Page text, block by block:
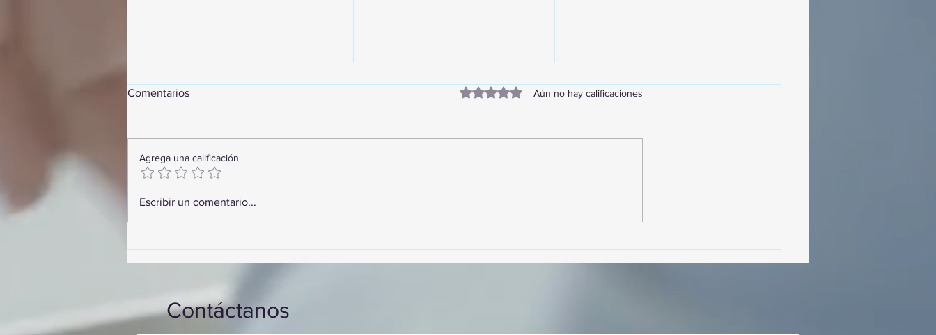
GoMapTravelByFraveo
capacitación realizado en el
Zoom
organizada por Nefertari
Comentarios Obtuvo 0 de 5 estrellas.
Aún no hay calificaciones
Agrega una calificación
Escribir un comentario...
Contáctanos